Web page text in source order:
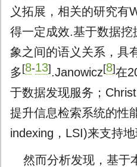
义拓展，相关的研究有
得一定成效.基于数据
象之间的语义关系，具
多 [8-13] .Janowicz[8]在
于数据发现服务；
提升信息检索系统的性
indexing，LSI)来支持
然而分析发现，基于